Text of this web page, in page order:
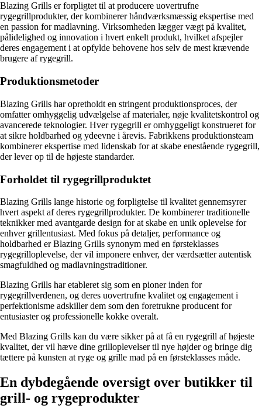
Blazing Grills er forpligtet til at producere uovertrufne
rygegrillprodukter, der kombinerer håndværksmæssig ekspertise med
en passion for madlavning. Virksomheden lægger vægt på kvalitet,
pålidelighed og innovation i hvert enkelt produkt, hvilket afspejler
deres engagement i at opfylde behovene hos selv de mest krævende
brugere af rygegrill.
Produktionsmetoder
Blazing Grills har opretholdt en stringent produktionsproces, der
omfatter omhyggelig udvælgelse af materialer, nøje kvalitetskontrol og
avancerede teknologier. Hver rygegrill er omhyggeligt konstrueret for
at sikre holdbarhed og ydeevne i årevis. Fabrikkens produktionsteam
kombinerer ekspertise med lidenskab for at skabe enestående rygegrill,
der lever op til de højeste standarder.
Forholdet til rygegrillproduktet
Blazing Grills lange historie og forpligtelse til kvalitet gennemsyrer
hvert aspekt af deres rygegrillprodukter. De kombinerer traditionelle
teknikker med avantgarde design for at skabe en unik oplevelse for
enhver grillentusiast. Med fokus på detaljer, performance og
holdbarhed er Blazing Grills synonym med en førsteklasses
rygegrilloplevelse, der vil imponere enhver, der værdsætter autentisk
smagfuldhed og madlavningstraditioner.
Blazing Grills har etableret sig som en pioner inden for
rygegrillverdenen, og deres uovertrufne kvalitet og engagement i
perfektionisme adskiller dem som den foretrukne producent for
entusiaster og professionelle kokke overalt.
Med Blazing Grills kan du være sikker på at få en rygegrill af højeste
kvalitet, der vil hæve dine grilloplevelser til nye højder og bringe dig
tættere på kunsten at ryge og grille mad på en førsteklasses måde.
En dybdegående oversigt over butikker til
grill- og rygeprodukter